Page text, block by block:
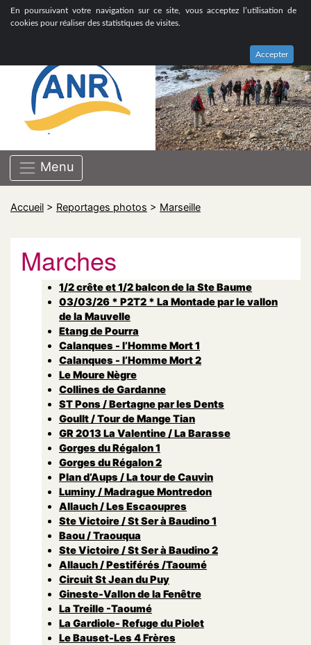
En poursuivant votre navigation sur ce site, vous acceptez l’utilisation de
cookies pour réaliser des statistiques de visites.
Accepter
ASSOCIATION NATIONALE DE RETRAITÉS GROUPE
BOUCHES-DU-RHÔNE
Menu
Accueil > Reportages photos > Marseille
Marches
1/2 crête et 1/2 balcon de la Ste Baume
03/03/26 * P2T2 * La Montade par le vallon
de la Mauvelle
Etang de Pourra
Calanques - l’Homme Mort 1
Calanques - l’Homme Mort 2
Le Moure Nègre
Collines de Gardanne
ST Pons / Bertagne par les Dents
Goullt / Tour de Mange Tian
GR 2013 La Valentine / La Barasse
Gorges du Régalon 1
Gorges du Régalon 2
Plan d’Aups / La tour de Cauvin
Luminy / Madrague Montredon
Allauch / Les Escaoupres
Ste Victoire / St Ser à Baudino 1
Baou / Traouqua
Ste Victoire / St Ser à Baudino 2
Allauch / Pestiférés /Taoumé
Circuit St Jean du Puy
Gineste-Vallon de la Fenêtre
La Treille -Taoumé
La Gardiole- Refuge du Piolet
Le Bauset-Les 4 Frères